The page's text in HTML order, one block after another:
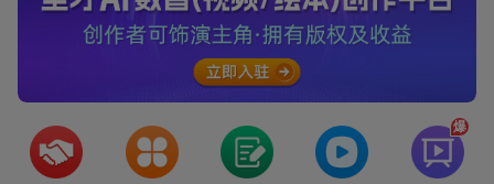
爆